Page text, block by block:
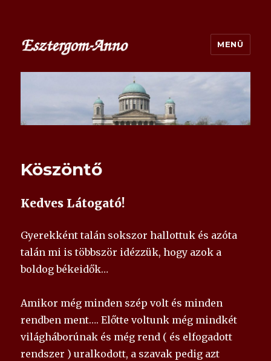
esztergom-anno.hu
MENÜ
Köszöntő
Kedves Látogató!
Gyerekként talán sokszor hallottuk és azóta
talán mi is többször idézzük, hogy azok a
boldog békeidők…
Amikor még minden szép volt és minden
rendben ment…. Előtte voltunk még mindkét
világháborúnak és még rend ( és elfogadott
rendszer ) uralkodott, a szavak pedig azt